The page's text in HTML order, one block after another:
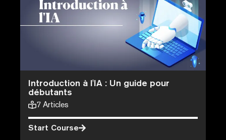
Introduction à l'IA : Un guide pour
débutants
7 Articles
Start Course